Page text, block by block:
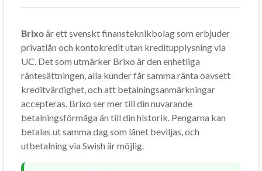
Brixoär ett svenskt finansteknikbolag som erbjuder
privatlån och kontokredit utan kreditupplysning via
UC. Det som utmärker Brixo är den enhetliga
räntesättningen, alla kunder får samma ränta oavsett
kreditvärdighet, och att betalningsanmärkningar
accepteras. Brixo ser mer till din nuvarande
betalningsförmåga än till din historik. Pengarna kan
betalas ut samma dag som lånet beviljas, och
utbetalning via Swish är möjlig.